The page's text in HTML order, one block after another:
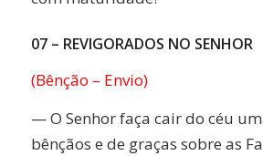
07 – REVIGORADOS NO SENHOR
(Bênção – Envio)
— O Senhor faça cair do céu
bênçãos e de graças sobre as